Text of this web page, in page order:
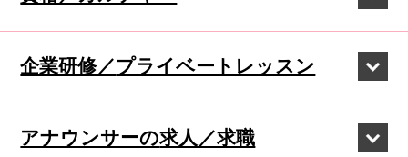
企業研修／プライベートレッスン
アナウンサーの求人／求職